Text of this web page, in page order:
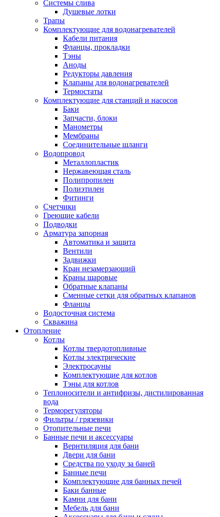
Условия возврата товара
Обмен и возврат товара
Вакансии
Системы слива
Душевые лотки
Трапы
Комплектующие для водонагревателей
Кабели питания
Фланцы, прокладки
Тэны
Аноды
Редукторы давления
Клапаны для водонагревателей
Термостаты
Комплектующие для станций и насосов
Баки
Запчасти, блоки
Манометры
Мембраны
Соединительные шланги
Водопровод
Металлопластик
Нержавеющая сталь
Полипропилен
Полиэтилен
Фитинги
Счетчики
Греющие кабели
Подводки
Арматура запорная
Автоматика и защита
Вентили
Задвижки
Кран незамерзающий
Краны шаровые
Обратные клапаны
Сменные сетки для обратных клапанов
Фланцы
Водосточная система
Скважина
Отопление
Котлы
Котлы твердотопливные
Котлы электрические
Электросауны
Комплектующие для котлов
Тэны для котлов
Теплоносители и антифризы, дистилированная
вода
Терморегуляторы
Фильтры / грязевики
Отопительные печи
Банные печи и аксессуары
Вернтиляция для бани
Двери для бани
Средства по уходу за баней
Банные печи
Комплектующие для банных печей
Баки банные
Камни для бани
Мебель для бани